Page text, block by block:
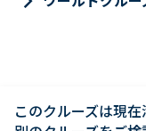
このクルーズは現在